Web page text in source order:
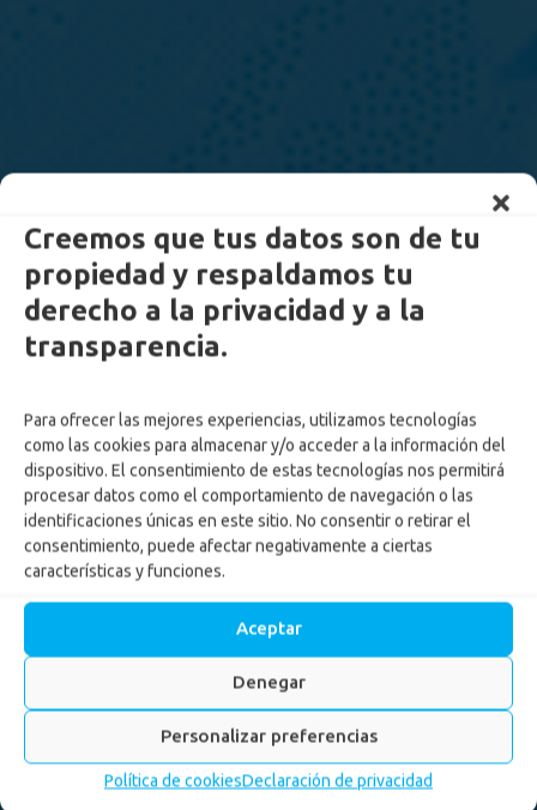
Creemos que tus datos son de tu
propiedad y respaldamos tu
derecho a la privacidad y a la
transparencia.
Para ofrecer las mejores experiencias, utilizamos tecnologías
como las cookies para almacenar y/o acceder a la información del
dispositivo. El consentimiento de estas tecnologías nos permitirá
procesar datos como el comportamiento de navegación o las
identificaciones únicas en este sitio. No consentir o retirar el
consentimiento, puede afectar negativamente a ciertas
características y funciones.
Aceptar
Denegar
Personalizar preferencias
Política de cookiesDeclaración de privacidad